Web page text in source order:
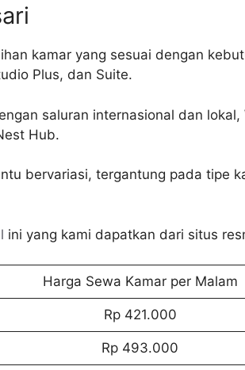
kamar yang sesuai dengan
Plus, dan Suite.
saluran internasional dan
Hub.
bervariasi, tergantung pada tipe
ini yang kami dapatkan dari situs
Harga Sewa Kamar per Malam
Rp 421.000
Rp 493.000